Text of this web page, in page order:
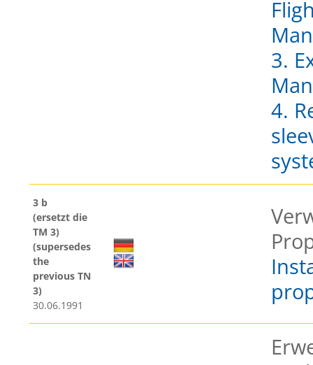
3.
4.
3 b
(ersetzt die
TM 3)
(supersedes
the
previous TN
3)
30.06.1991